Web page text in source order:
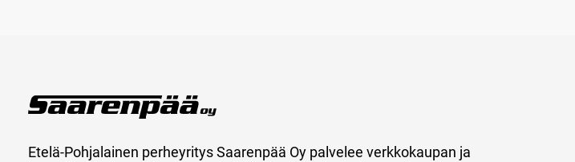
Etelä-Pohjalainen perheyritys Saarenpää Oy palvelee verkkokaupan ja